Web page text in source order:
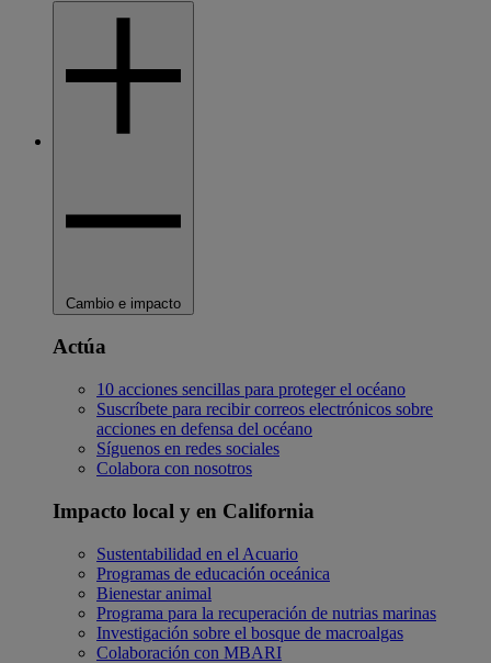
Cambio e impacto
Actúa
10 acciones sencillas para proteger el océano
Suscríbete para recibir correos electrónicos sobre
acciones en defensa del océano
Síguenos en redes sociales
Colabora con nosotros
Impacto local y en California
Sustentabilidad en el Acuario
Programas de educación oceánica
Bienestar animal
Programa para la recuperación de nutrias marinas
Investigación sobre el bosque de macroalgas
Colaboración con MBARI